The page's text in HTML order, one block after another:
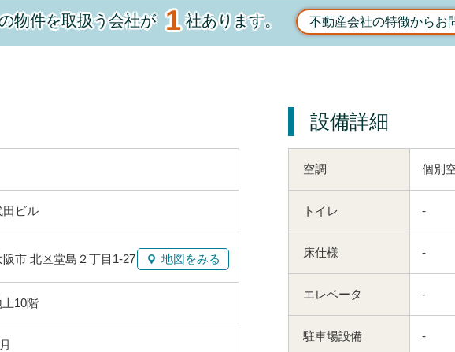
物件を取扱う会社が1社あります。 不動産会社の特徴からお
田ビル
阪市 北区堂島２丁目1-27 地図をみる
10階
設備詳細
空調 個別
トイレ -
床仕様 -
エレベータ -
駐車場設備 -